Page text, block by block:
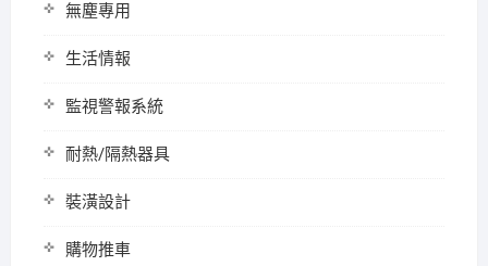
無塵專用
生活情報
監視警報系統
耐熱/隔熱器具
裝潢設計
購物推車